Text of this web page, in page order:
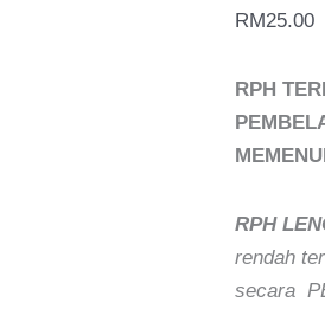
RM25.00
RPH
RPH
rendah
secara
Version
(RPH
quantity